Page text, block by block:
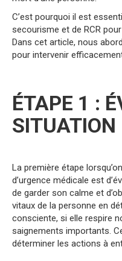
C’est pourquoi il est
secourisme et de RCR
Dans cet article, nous
pour intervenir
ÉTAPE 1 :
SITUATION
La première étape
d’urgence médicale est
de garder son calme et
vitaux de la personne en
consciente, si elle respire
saignements importants.
déterminer les actions à